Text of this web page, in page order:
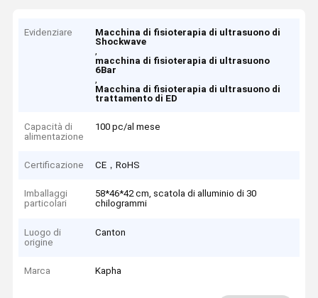
Evidenziare
Macchina di fisioterapia di ultrasuono di
Shockwave
,
macchina di fisioterapia di ultrasuono
6Bar
,
Macchina di fisioterapia di ultrasuono di
trattamento di ED
Capacità di
alimentazione
100 pc/al mese
Certificazione CE，RoHS
Imballaggi
particolari
58*46*42 cm, scatola di alluminio di 30
chilogrammi
Luogo di
origine
Canton
Marca Kapha